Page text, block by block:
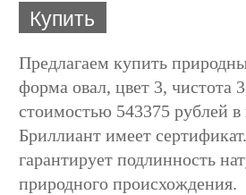
Купить
Предлагаем купить
форма овал, цвет 3, чистота
стоимостью 543375 рублей
Бриллиант имеет
гарантирует подлинность
природного происхождения.